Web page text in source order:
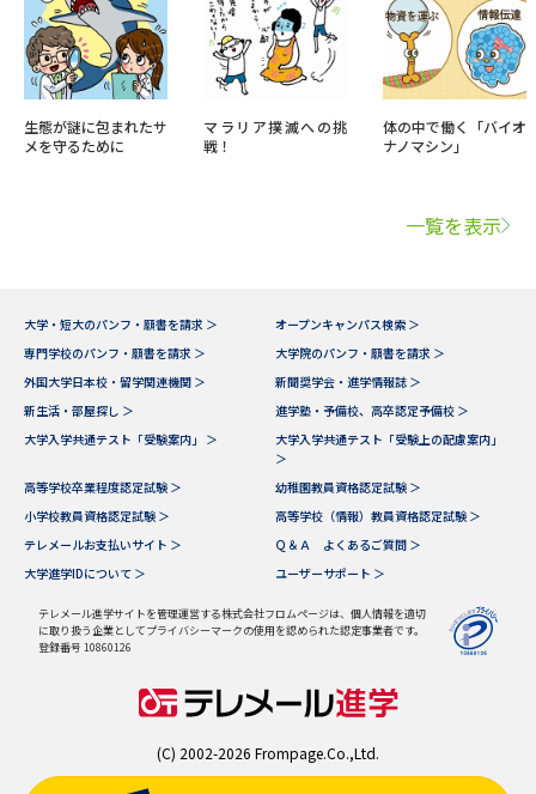
生態が謎に包まれたサ
メを守るために
マラリア撲滅への挑
戦！
体の中で働く「バイオ
ナノマシン」
一覧を表示
大学・短大のパンフ・願書を請求 ＞
オープンキャンパス検索 ＞
専門学校のパンフ・願書を請求 ＞
大学院のパンフ・願書を請求 ＞
外国大学日本校・留学関連機関 ＞
新聞奨学会・進学情報誌 ＞
新生活・部屋探し ＞
進学塾・予備校、高卒認定予備校 ＞
大学入学共通テスト「受験案内」 ＞
大学入学共通テスト「受験上の配慮案内」
＞
高等学校卒業程度認定試験 ＞
幼稚園教員資格認定試験 ＞
小学校教員資格認定試験 ＞
高等学校（情報）教員資格認定試験 ＞
テレメールお支払いサイト ＞
Ｑ＆Ａ よくあるご質問 ＞
大学進学IDについて ＞
ユーザーサポート ＞
テレメール進学サイトを管理運営する株式会社フロムページは、個人情報を適切
に取り扱う企業としてプライバシーマークの使用を認められた認定事業者です。
登録番号 10860126
(C) 2002-2026 Frompage.Co.,Ltd.